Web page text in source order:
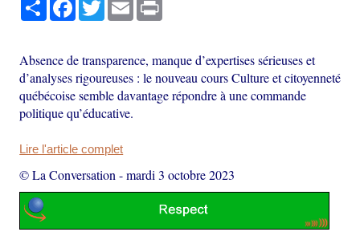
Absence de transparence, manque d’expertises sérieuses et
d’analyses rigoureuses : le nouveau cours Culture et citoyenneté
québécoise semble davantage répondre à une commande
politique qu’éducative.
Lire l'article complet
© La Conversation -mardi 3 octobre 2023